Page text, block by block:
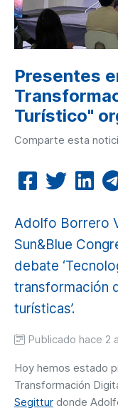
Presentes
Turístico"
Comparte esta
Adolfo Borrero
Sun&Blue
debate
transformación
turísticas’.
Publicado hace 2
Hoy hemos estado
Transformación
Segittur donde